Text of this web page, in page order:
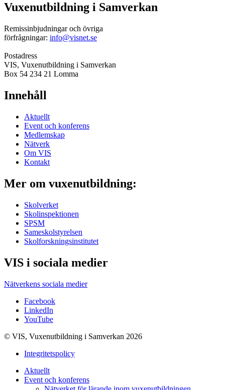
Vuxenutbildning i Samverkan
Remissinbjudningar och övriga
förfrågningar: info@visnet.se
Postadress
VIS, Vuxenutbildning i Samverkan
Box 54 234 21 Lomma
Innehåll
Aktuellt
Event och konferens
Medlemskap
Nätverk
Om VIS
Kontakt
Mer om vuxenutbildning:
Skolverket
Skolinspektionen
SPSM
Sameskolstyrelsen
Skolforskningsinstitutet
VIS i sociala medier
Nätverkens sociala medier
Facebook
LinkedIn
YouTube
© VIS, Vuxenutbildning i Samverkan 2026
Integritetspolicy
Aktuellt
Event och konferens